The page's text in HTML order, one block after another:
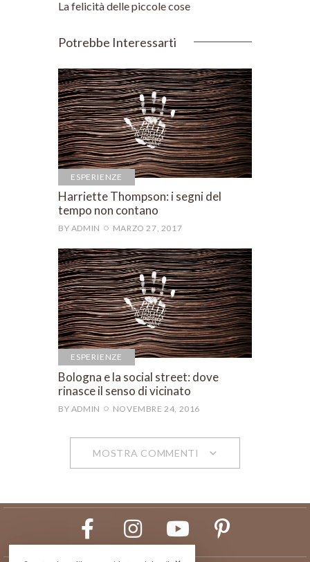
La felicità delle piccole cose
Potrebbe Interessarti
ESPERIENZE
Harriette Thompson: i segni del
tempo non contano
BY ADMIN MARZO 27, 2017
ESPERIENZE
Bologna e la social street: dove
rinasce il senso di vicinato
BY ADMIN NOVEMBRE 24, 2016
MOSTRA COMMENTI